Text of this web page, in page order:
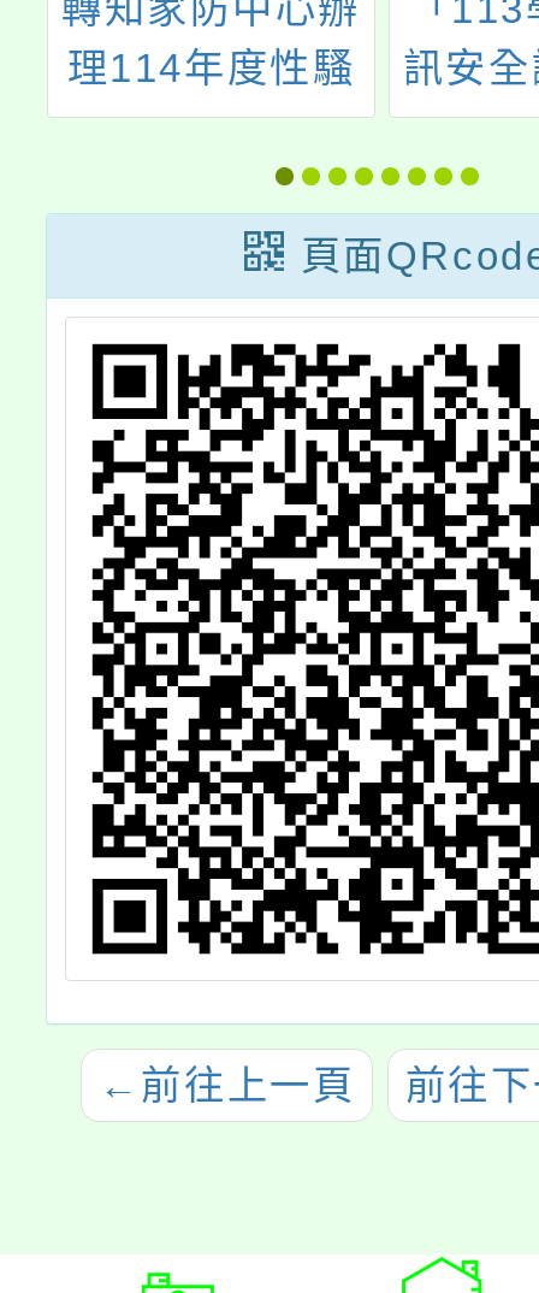
「113學年度資
訊安全議題研習
活動」
有關
社會
下簡稱
託財
民國
盟基
「114
親屬
務研
組兒
防護
案，
人員
加並
席，
頁面
← 前往上一頁 前往